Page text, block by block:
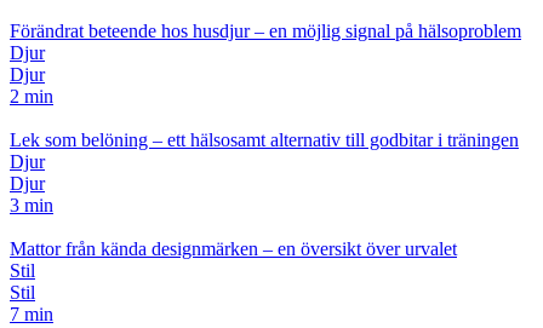
Förändrat beteende hos husdjur – en möjlig signal på hälsoproblem
Djur
Djur
2 min
Lek som belöning – ett hälsosamt alternativ till godbitar i träningen
Djur
Djur
3 min
Mattor från kända designmärken – en översikt över urvalet
Stil
Stil
7 min